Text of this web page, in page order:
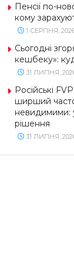
Пенсії по-
кому
1 СЕРПНЯ,
Сьогодні
кешбеку»:
31 ЛИПНЯ,
Російські
ширший
невидимими:
рішення
31 ЛИПНЯ, 2026